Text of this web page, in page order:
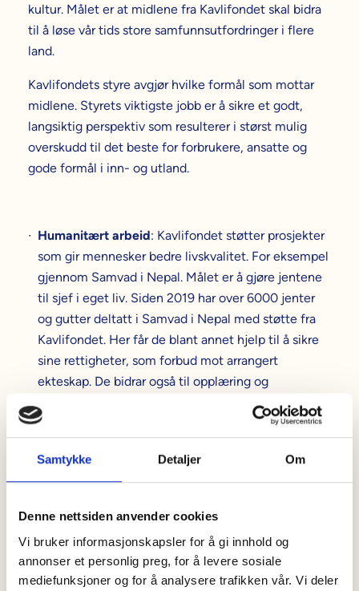
Samtykke Detaljer Om
Denne nettsiden anvender cookies
Vi bruker informasjonskapsler for å gi innhold og
annonser et personlig preg, for å levere sosiale
mediefunksjoner og for å analysere trafikken vår. Vi deler
kultur. Målet er at midlene fra Kavlifondet skal bidra
til å løse vår tids store samfunnsutfordringer i flere
land.
Kavlifondets styre avgjør hvilke formål som mottar
midlene. Styrets viktigste jobb er å sikre et godt,
langsiktig perspektiv som resulterer i størst mulig
overskudd til det beste for forbrukere, ansatte og
gode formål i inn- og utland.
Humanitært arbeid: Kavlifondet støtter prosjekter
som gir mennesker bedre livskvalitet. For eksempel
gjennom Samvad i Nepal. Målet er å gjøre jentene
til sjef i eget liv. Siden 2019 har over 6000 jenter
og gutter deltatt i Samvad i Nepal med støtte fra
Kavlifondet. Her får de blant annet hjelp til å sikre
sine rettigheter, som forbud mot arrangert
ekteskap. De bidrar også til opplæring og
jobbmuligheter for kvinner i flyktningleirer
gjennom resirkuleringsprosjekter.
Forskning
: Kavlifondet har tildelt midler til
helseforskningsprogrammer, særlig innen psykisk
dagersbehandlingen for OCD. Kavlifondet bidrar
også til forskning innenfor klima og miljø gjennom
prosjekter som redder mat og reduserer avfall, slik
som Matsentralen Norge.